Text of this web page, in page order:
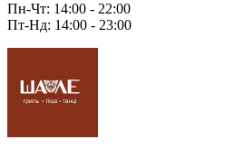
Пн-Чт: 14:00 - 22:00
Пт-Нд: 14:00 - 23:00